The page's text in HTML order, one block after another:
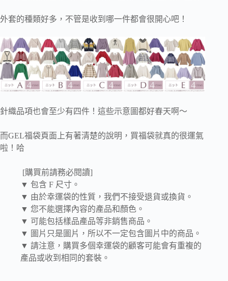
外套的種類好多，不管是收到哪一件都會很開心吧！
針織品項也會至少有四件！這些示意圖都好春天啊～
而GEL福袋頁面上有著清楚的說明，買福袋就真的很運氣
啦！哈
[購買前請務必閱讀]
▼ 包含 F 尺寸。
▼ 由於幸運袋的性質，我們不接受退貨或換貨。
▼ 您不能選擇內容的產品和顏色。
▼ 可能包括樣品產品等非銷售商品。
▼ 圖片只是圖片，所以不一定包含圖片中的商品。
▼ 請注意，購買多個幸運袋的顧客可能會有重複的
產品或收到相同的套裝。